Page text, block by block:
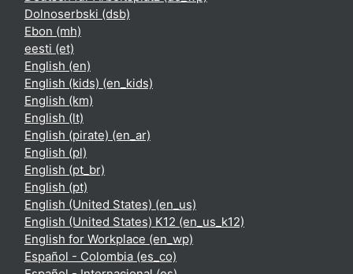
Dolnoserbski ‎(dsb)‎
Ebon ‎(mh)‎
eesti ‎(et)‎
English ‎(en)‎
English (kids) ‎(en_kids)‎
English ‎(km)‎
English ‎(lt)‎
English (pirate) ‎(en_ar)‎
English ‎(pl)‎
English ‎(pt_br)‎
English ‎(pt)‎
English (United States) ‎(en_us)‎
English (United States) K12 ‎(en_us_k12)‎
English for Workplace ‎(en_wp)‎
Español - Colombia ‎(es_co)‎